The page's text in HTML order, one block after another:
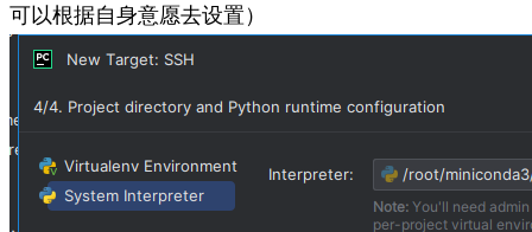
可以根据自身意愿去设置）